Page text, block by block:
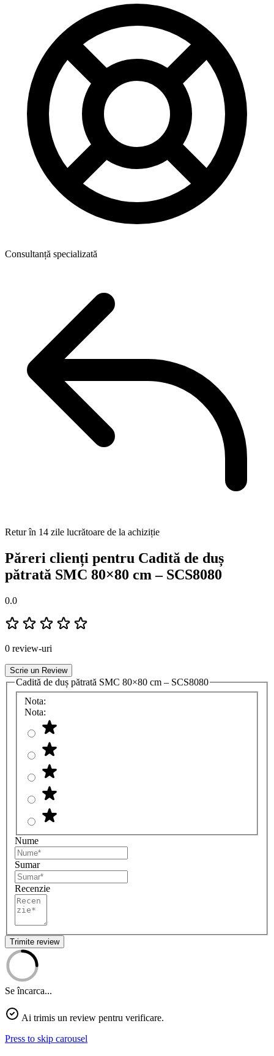
Consultanță specializată
Retur în 14 zile lucrătoare de la achiziție
Păreri clienți pentru Cadită de duș
pătrată SMC 80×80 cm – SCS8080
0.0
0 review-uri
Scrie un Review
Cadită de duș pătrată SMC 80×80 cm – SCS8080
Nota:
Nota:
Nume
Sumar
Recenzie
Trimite review
Se încarca...
Ai trimis un review pentru verificare.
Press to skip carousel